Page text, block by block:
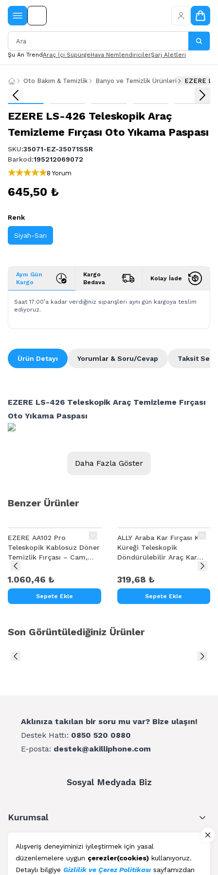
Alışveriş deneyiminizi iyileştirmek için yasal
düzenlemelere uygun çerezler(cookies) kullanıyoruz.
Detaylı bilgiye Gizlilik ve Çerez Politikası sayfamızdan
Şu An TrendAraç İçi SüpürgeHava NemlendiricilerŞarj Aletleri
Oto Bakım & Temizlik Banyo ve Temizlik Ürünleri EZERE
EZERE LS-426 Teleskopik Araç
Temizleme Fırçası Oto Yıkama Paspası
SKU:35071-EZ-35071SSR
Barkod:195212069072
8 Yorum
645,50 ₺
Renk
Siyah-Sarı
Aynı Gün
Kargo
Kargo
Bedava
Kolay İade
Saat 17:00’a kadar verdiğiniz siparişleri aynı gün kargoya teslim
ediyoruz.
Ürün Detayı Taksit
Yorumlar & Soru/Cevap
EZERE LS-426 Teleskopik Araç Temizleme Fırçası
Oto Yıkama Paspası
Teleskopik Araç Temizleme Fırçası Oto Yıkama
Paspası ultra yumuşak kıllara sahiptir.
çizmez, hassas temizlik sunar.
Hem ıslak hem kuru kullanım için uygundur.
detaylıca temizleyebilirsiniz.
temizliği için de uygundur.
Fırça: 27x15cm
Kol uzunluğu: 50-102cm (ayarlanabilir)
Net ağırlık: yaklaşık 485g
1 x EZERE LS-426 Teleskopik Araç Temizleme Fırçası
Daha Fazla Göster
Benzer Ürünler
EZERE AA102 Pro
Teleskopik Kablosuz Döner
Temizlik Fırçası – Cam,
Tavan, Zemin Uyumlu
1.060,46 ₺
Sepete Ekle
ALLY Araba Kar Fırçası Kar
Küreği Teleskopik
Döndürülebilir Araç Kar
319,68 ₺
Sepete Ekle
Son Görüntülediğiniz Ürünler
Aklınıza takılan bir soru mu var? Bize ulaşın!
Destek Hattı: 0850 520 0880
E-posta: destek@akilliphone.com
Sosyal Medyada Biz
Kurumsal
Müşteri Hizmetleri
Üyelik